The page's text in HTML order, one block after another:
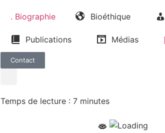
. Biographie Bioéthique
Publications Médias
Contact
Temps de lecture : 7 minutes